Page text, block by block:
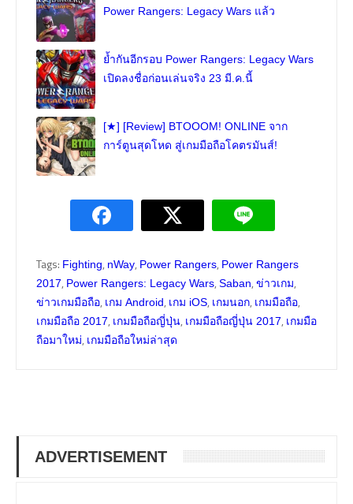
Power Rangers: Legacy Wars แล้ว
ย้ำกันอีกรอบ Power Rangers: Legacy Wars
เปิดลงชื่อก่อนเล่นจริง 23 มี.ค.นี้
[★] [Review] BTOOOM! ONLINE จาก
การ์ตูนสุดโหด สู่เกมมือถือโคตรมันส์!
Tags: Fighting, nWay, Power Rangers, Power Rangers
2017, Power Rangers: Legacy Wars, Saban, ข่าวเกม,
ข่าวเกมมือถือ, เกม Android, เกม iOS, เกมนอก, เกมมือถือ,
เกมมือถือ 2017, เกมมือถือญี่ปุ่น, เกมมือถือญี่ปุ่น 2017, เกมมือ
ถือมาใหม่, เกมมือถือใหม่ล่าสุด
ADVERTISEMENT